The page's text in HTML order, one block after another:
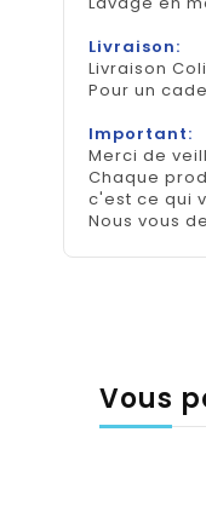
Livraison:
Livraison
Pour un
Important:
Merci de
Chaque
c'est ce qui
Nous vous
Vous